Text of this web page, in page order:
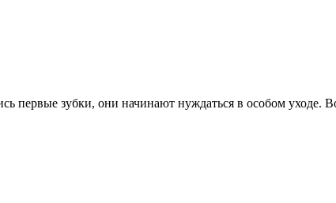
первые зубки, они начинают нуждаться в особом уходе.